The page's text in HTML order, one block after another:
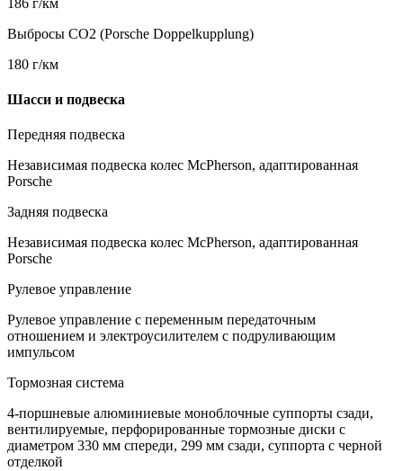
Выбросы CO2 (Porsche Doppelkupplung)
180 г/км
Шасси и подвеска
Передняя подвеска
Независимая подвеска колес McPherson, адаптированная
Porsche
Задняя подвеска
Независимая подвеска колес McPherson, адаптированная
Porsche
Рулевое управление
Рулевое управление с переменным передаточным
отношением и электроусилителем c подруливающим
импульсом
Тормозная система
4-поршневые алюминиевые моноблочные суппорты сзади,
вентилируемые, перфорированные тормозные диски с
диаметром 330 мм спереди, 299 мм сзади, суппорта с черной
отделкой